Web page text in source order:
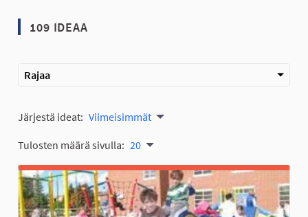
109 IDEAA
Rajaa
Järjestä ideat: Viimeisimmät
Tulosten määrä sivulla: 20